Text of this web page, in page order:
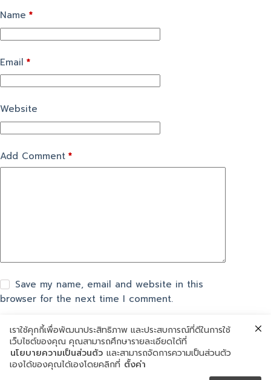
Name *
Email *
Website
Add Comment *
Save my name, email and website in this
browser for the next time I comment.
แสดงความเห็น
เราใช้คุกกี้เพื่อพัฒนาประสิทธิภาพ และประสบการณ์ที่ดีในการใช้
เว็บไซต์ของคุณ คุณสามารถศึกษารายละเอียดได้ที่
นโยบายความเป็นส่วนตัว และสามารถจัดการความเป็นส่วนตัว
เองได้ของคุณได้เองโดยคลิกที่ ตั้งค่า